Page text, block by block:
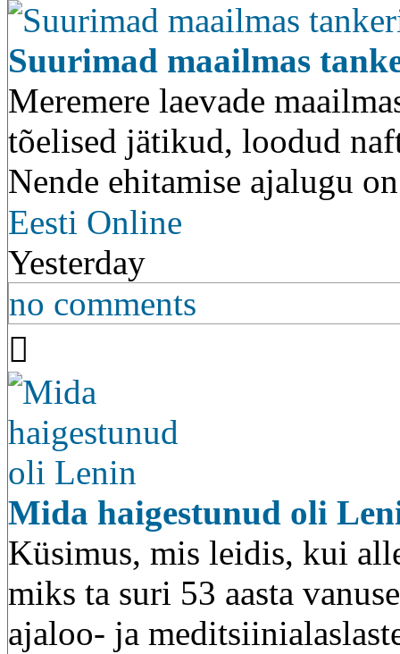
Suurimad maailmas
Meremere laevade
tõelised jätikud, loodud
Nende ehitamise ajalugu
Eesti Online
Yesterday
no comments
Mida haigestunud oli
Küsimus, mis leidis, kui
miks ta suri 53 aasta
ajaloo- ja